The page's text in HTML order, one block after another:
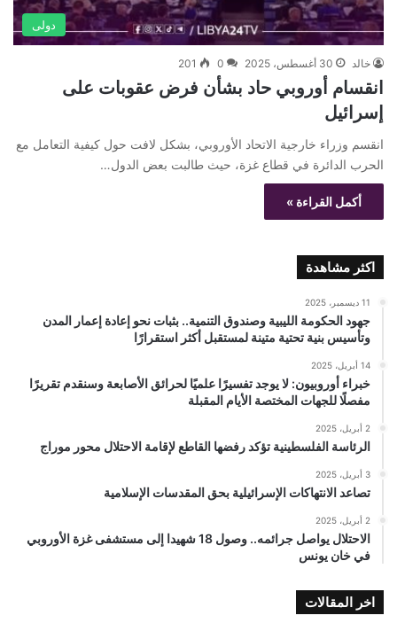
دولى
خالد 30 أغسطس، 2025 0
201
انقسام أوروبي حاد بشأن فرض عقوبات على
إسرائيل
انقسم وزراء خارجية الاتحاد الأوروبي، بشكل لافت حول كيفية التعامل مع
الحرب الدائرة في قطاع غزة، حيث طالبت بعض الدول…
أكمل القراءة »
اكثر مشاهدة
11 ديسمبر، 2025
جهود الحكومة الليبية وصندوق التنمية.. بثبات نحو إعادة إعمار المدن
وتأسيس بنية تحتية متينة لمستقبل أكثر استقرارًا
14 أبريل، 2025
خبراء أوروبيون: لا يوجد تفسيرًا علميًا لحرائق الأصابعة وسنقدم تقريرًا
مفصلًا للجهات المختصة الأيام المقبلة
2 أبريل، 2025
الرئاسة الفلسطينية تؤكد رفضها القاطع لإقامة الاحتلال محور موراج
3 أبريل، 2025
تصاعد الانتهاكات الإسرائيلية بحق المقدسات الإسلامية
2 أبريل، 2025
الاحتلال يواصل جرائمه.. وصول 18 شهيدا إلى مستشفى غزة الأوروبي
في خان يونس
اخر المقالات